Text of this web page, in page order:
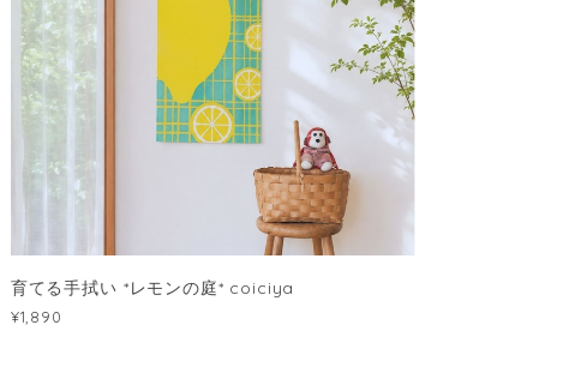
育てる手拭い *レモンの庭* coiciya
¥1,890